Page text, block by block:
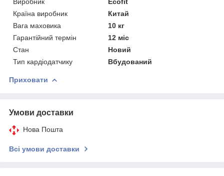
Країна виробник
Китай
Вага маховика
10 кг
Гарантійний термін
12 міс
Стан
Новий
Тип кардіодатчику
Вбудований
Приховати
Умови доставки
Нова Пошта
Всі умови доставки